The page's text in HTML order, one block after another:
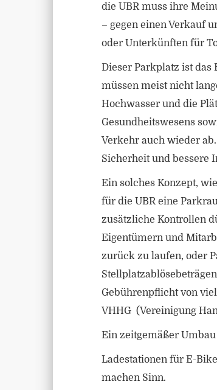
die UBR muss ihre
– gegen einen Verkauf
oder Unterkünften für
Dieser Parkplatz ist
müssen meist nicht
Hochwasser und die
Gesundheitswesens
Verkehr auch wieder
Sicherheit und bessere
Ein solches Konzept,
für die UBR eine
zusätzliche Kontrollen
Eigentümern und
zurück zu laufen, oder
Gebührenpflicht von
VHHG (Vereinigung
Ein zeitgemäßer
Ladestationen für E-
machen Sinn.